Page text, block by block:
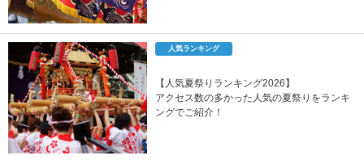
人気ランキング
【人気夏祭りランキング2026】
アクセス数の多かった人気の夏祭りをランキ
ングでご紹介！